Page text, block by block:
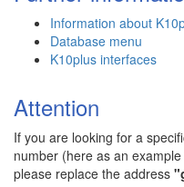
Information about
Database menu
K10plus interfaces
Attention
If you are looking for a
number (here as an
please replace the address